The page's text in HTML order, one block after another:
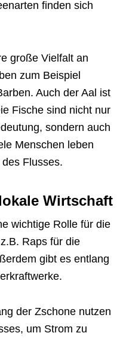
finden sich
große Vielfalt an
zum Beispiel
Auch der Aal ist
Fische sind nicht nur
sondern auch
Menschen leben
Flusses.
Wirtschaft
wichtige Rolle für die
Raps für die
gibt es entlang
der Zschone nutzen
um Strom zu